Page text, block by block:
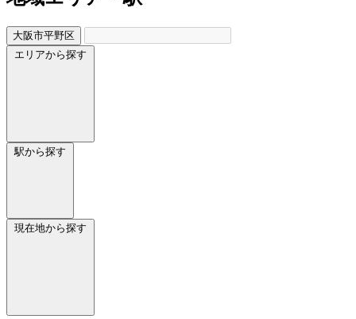
大阪市平野区
エリアから探す
駅から探す
現在地から探す